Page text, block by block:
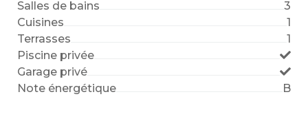
Salles de bains
3
Cuisines
1
Terrasses
1
Piscine privée
Garage privé
Note énergétique
B